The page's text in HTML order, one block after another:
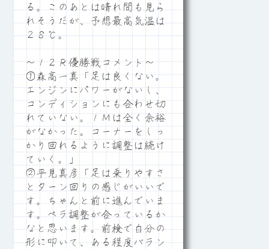
る。このあとは晴れ間も見ら
れそうだが、予想最高気温は
２８℃。
～１２Ｒ優勝戦コメント～
①森高一真「足は良くない。
エンジンにパワーがないし、
コンディションにも合わせ切
れていない。１Ｍは全く余裕
がなかった。コーナーをしっ
かり回れるように調整は続け
ていく。」
②平見真彦「足は乗りやすさ
とターン回りの感じがいいで
す。ちゃんと前に進んでいま
す。ペラ調整が合っているか
なと思います。前検で自分の
形に叩いて、ある程度バラン